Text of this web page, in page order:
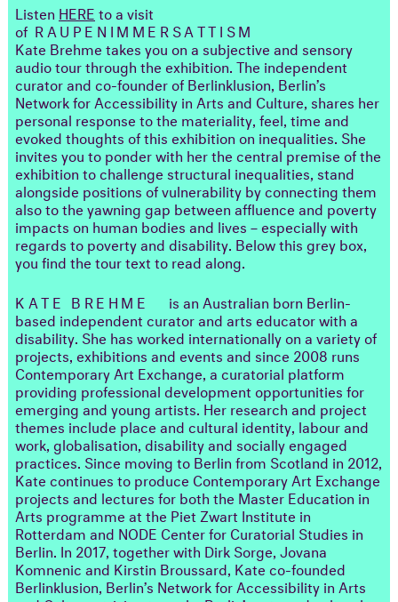
Listen HERE to a visit
of RAUPENIMMERSATTISM
Kate Brehme takes you on a subjective and sensory
audio tour through the exhibition. The independent
curator and co-founder of Berlinklusion, Berlin’s
Network for Accessibility in Arts and Culture, shares her
personal response to the materiality, feel, time and
evoked thoughts of this exhibition on inequalities. She
invites you to ponder with her the central premise of the
exhibition to challenge structural inequalities, stand
alongside positions of vulnerability by connecting them
also to the yawning gap between affluence and poverty
impacts on human bodies and lives – especially with
regards to poverty and disability. Below this grey box,
you find the tour text to read along.
KATE BREHME
is an Australian born Berlin-
based independent curator and arts educator with a
disability. She has worked internationally on a variety of
projects, exhibitions and events and since 2008 runs
Contemporary Art Exchange, a curatorial platform
providing professional development opportunities for
emerging and young artists. Her research and project
themes include place and cultural identity, labour and
work, globalisation, disability and socially engaged
practices. Since moving to Berlin from Scotland in 2012,
Kate continues to produce Contemporary Art Exchange
projects and lectures for both the Master Education in
Arts programme at the Piet Zwart Institute in
Rotterdam and NODE Center for Curatorial Studies in
Berlin. In 2017, together with Dirk Sorge, Jovana
Komnenic and Kirstin Broussard, Kate co-founded
Berlinklusion, Berlin’s Network for Accessibility in Arts